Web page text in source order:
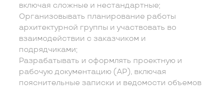
включая сложные и нестандартные;
Организовывать планирование работы
архитектурной группы и участвовать во
взаимодействии с заказчиком и
подрядчиками;
Разрабатывать и оформлять проектную и
рабочую документацию (АР), включая
пояснительные записки и ведомости объемов